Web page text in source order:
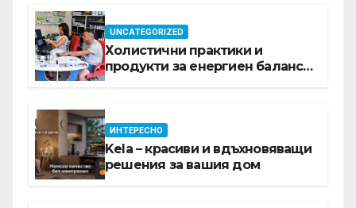
UNCATEGORIZED
Холистични практики и
продукти за енергиен баланс в
ИНТЕРЕСНО
Kela – красиви и вдъхновяващи
решения за вашия дом